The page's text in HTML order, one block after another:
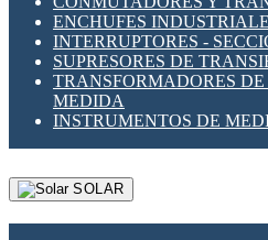
ENCHUFES
INTERRUPTORES -
SUPRESORES DE
TRANSFORMADORES
MEDIDA
INSTRUMENTOS DE
SOLAR